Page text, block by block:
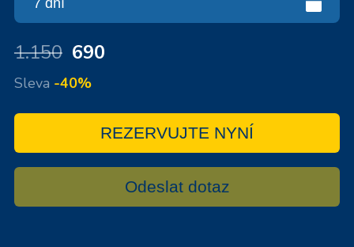
1.150 690
Sleva -40%
REZERVUJTE NYNÍ
Odeslat dotaz